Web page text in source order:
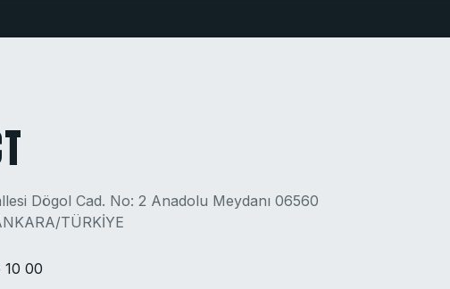
Dögol Cad. No: 2 Anadolu Meydanı 06560
TÜRKİYE
10 00